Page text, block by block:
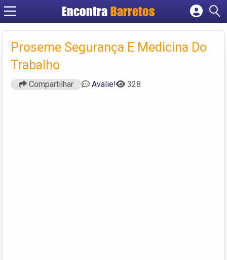
Encontra Barretos
Cadastrar empresa
Criar conta
Proseme Segurança E Medicina Do
Trabalho
Compartilhar Avalie! 328